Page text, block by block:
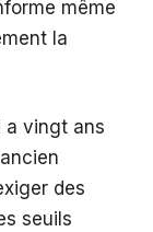
même
la
a vingt ans
des
seuils